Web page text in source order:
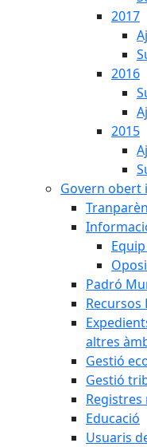
2017
2016
2015
Govern obert
Padró
Recursos
altres
Gestió
Gestió
Educació
Usuaris